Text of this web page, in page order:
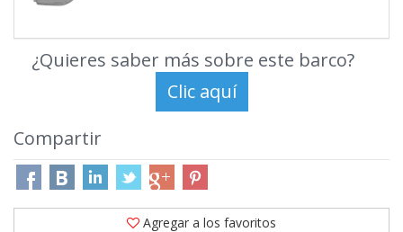
¿Quieres saber más sobre este barco?
Compartir
Agregar a los favoritos